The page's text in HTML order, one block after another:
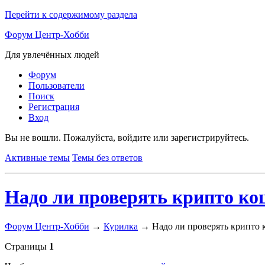
Перейти к содержимому раздела
Форум Центр-Хобби
Для увлечённых людей
Форум
Пользователи
Поиск
Регистрация
Вход
Вы не вошли. Пожалуйста, войдите или зарегистрируйтесь.
Активные темы Темы без ответов
Надо ли проверять крипто
Форум Центр-Хобби → Курилка → Надо ли проверять крипто
Страницы 1